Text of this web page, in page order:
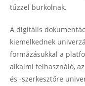
tűzzel burkolnak.
A digitális
kiemelkednek
formázásukkal a
alkalmi felhasználó,
és -szerkesztőre